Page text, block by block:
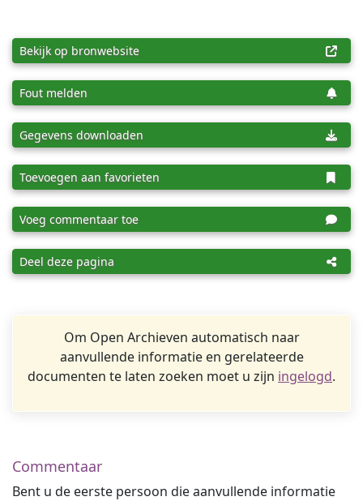
Bekijk op bronwebsite
Fout melden
Gegevens downloaden
Toevoegen aan favorieten
Voeg commentaar toe
Deel deze pagina
Om Open Archieven automatisch naar
aanvullende informatie en gerelateerde
documenten te laten zoeken moet u zijn ingelogd.
Commentaar
Bent u de eerste persoon die aanvullende informatie